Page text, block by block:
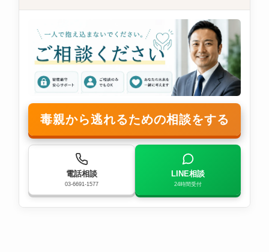
毒親から逃れるための相談をする
電話相談
03-6691-1577
LINE相談
24時間受付